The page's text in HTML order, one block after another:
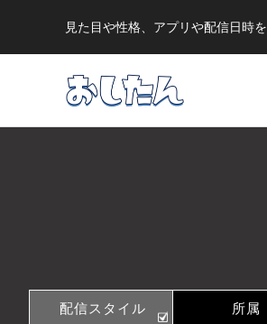
見た目や性格、アプリや配信日時
配信スタイル 所属